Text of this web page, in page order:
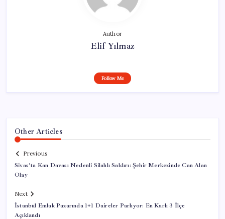
Author
Elif Yılmaz
Follow Me
Other Articles
Previous
Sivas’ta Kan Davası Nedenli Silahlı Saldırı: Şehir Merkezinde Can Alan
Olay
Next
İstanbul Emlak Pazarında 1+1 Daireler Parlıyor: En Karlı 3 İlçe
Açıklandı